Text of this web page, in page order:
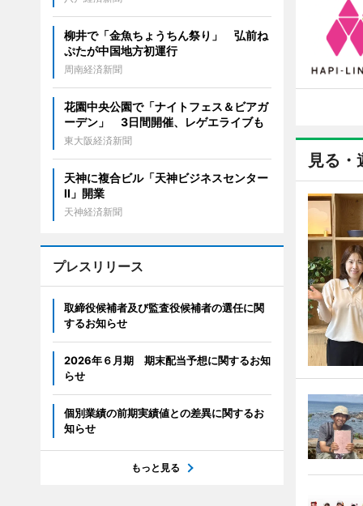
見る・
柳井で「金魚ちょうちん祭り」 弘前ね
ぷたが中国地方初運行
周南経済新聞
花園中央公園で「ナイトフェス＆ビアガ
ーデン」 3日間開催、レゲエライブも
東大阪経済新聞
天神に複合ビル「天神ビジネスセンター
II」開業
天神経済新聞
プレスリリース
取締役候補者及び監査役候補者の選任に関
するお知らせ
2026年６月期 期末配当予想に関するお知
らせ
個別業績の前期実績値との差異に関するお
知らせ
もっと見る